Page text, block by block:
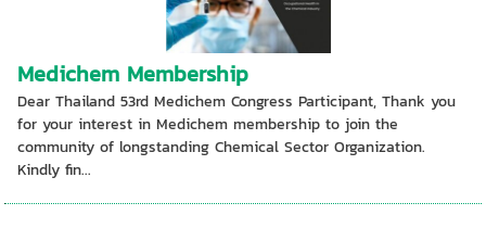
Medichem Membership
Dear Thailand 53rd Medichem Congress Participant, Thank you
for your interest in Medichem membership to join the
community of longstanding Chemical Sector Organization.
Kindly fin...